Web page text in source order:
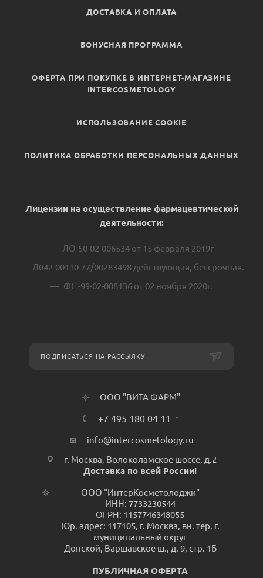
ДОСТАВКА И ОПЛАТА
БОНУСНАЯ ПРОГРАММА
ОФЕРТА ПРИ ПОКУПКЕ В ИНТЕРНЕТ-МАГАЗИНЕ
INTERCOSMETOLOGY
ИСПОЛЬЗОВАНИЕ COOKIE
ПОЛИТИКА ОБРАБОТКИ ПЕРСОНАЛЬНЫХ ДАННЫХ
Лицензии на осуществление фармацевтической
деятельности:
ЛО-50-02-006534 от 15 февраля 2019г
Л042-00110-77/00283498 действующая, бессрочная.
ФС -99-02-008136 от 02 ноября 2020г.
ПОДПИСАТЬСЯ НА РАССЫЛКУ
ООО "ВИТА ФАРМ"
+7 495 180 04 11
info@intercosmetology.ru
г. Москва, Волоколамское шоссе, д.2
Доставка по всей России!
ООО "ИнтерКосметолоджи"
ИНН: 7733230544
ОГРН: 1157746348055
Юр. адрес: 117105, г. Москва, вн. тер. г.
муниципальный округ
Донской, Варшавское ш., д. 9, стр. 1Б
ПУБЛИЧНАЯ ОФЕРТА